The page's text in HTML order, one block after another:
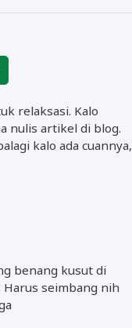
relaksasi. Kalo
nulis artikel di blog.
kalo ada cuannya,
benang kusut di
seimbang nih